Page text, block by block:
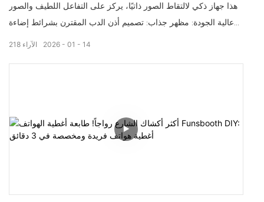
هذا جهاز ذكي لالتقاط الصور ذاتيًا، يركز على التفاعل اللطيف والصور
عالية الجودة: مظهر جذاب: تصميم أذن الدب المقترن بشرائط إضاءة
محيطة بألوان قوس قزح يلفت الأنظار ومناسب للحفلات ومراكز
والتصميم في أنماط ديكور مختلفة، مما يجعلها أداة لالتقاط الصور
وعنصرًا زخرفيًا بارزًا في المشهد.
2026 01 14
218 الآراء